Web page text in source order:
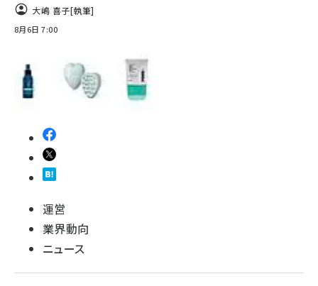
大嶋 喜子[執筆]
8月6日 7:00
運営
業界動向
ニュース